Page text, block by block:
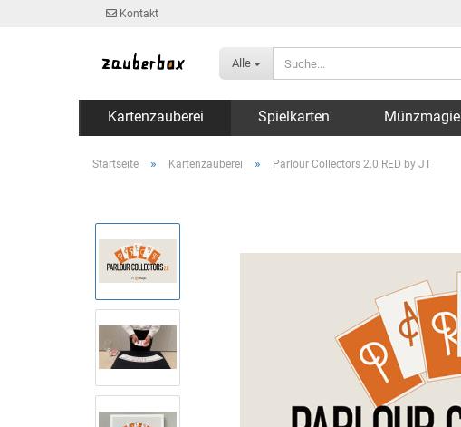
Kontakt
Alle
Kartenzauberei Spielkarten Münzmagie
Startseite » Kartenzauberei » Parlour Collectors 2.0 RED by JT